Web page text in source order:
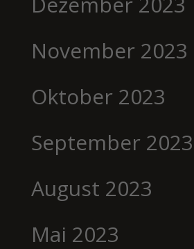
November 2023
Oktober 2023
September 2023
August 2023
Mai 2023